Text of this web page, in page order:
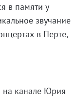
в памяти у
звучание
в Перте,
на канале Юрия